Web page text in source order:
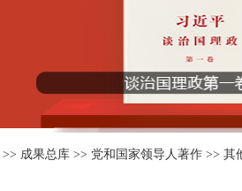
>> 成果总库 >> 党和国家领导人著作 >> 其